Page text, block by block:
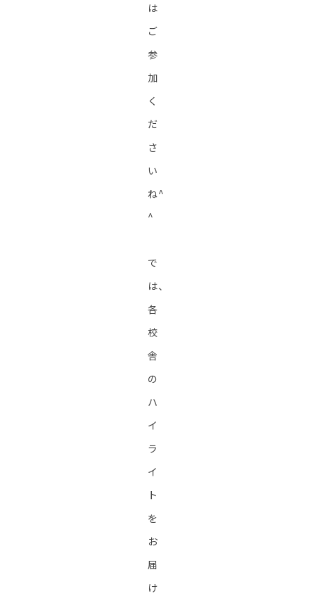
は
ご
参
加
く
だ
さ
い
ね^
^
で
は、
各
校
舎
の
ハ
イ
ラ
イ
ト
を
お
届
け